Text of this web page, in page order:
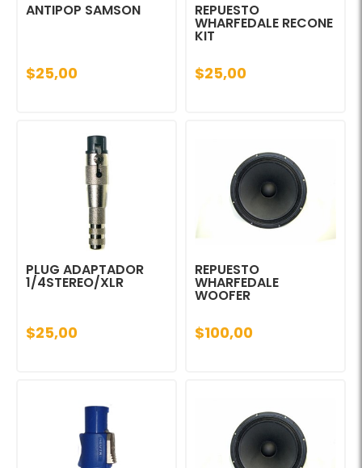
ANTIPOP SAMSON
$25,00
REPUESTO
WHARFEDALE RECONE
KIT
$25,00
PLUG ADAPTADOR
1/4STEREO/XLR
$25,00
REPUESTO
WHARFEDALE
WOOFER
$100,00